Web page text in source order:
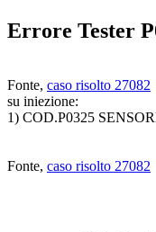
Errore Tester
Fonte, caso risolto 27082
su iniezione:
1) COD.P0325
Fonte, caso risolto 27082